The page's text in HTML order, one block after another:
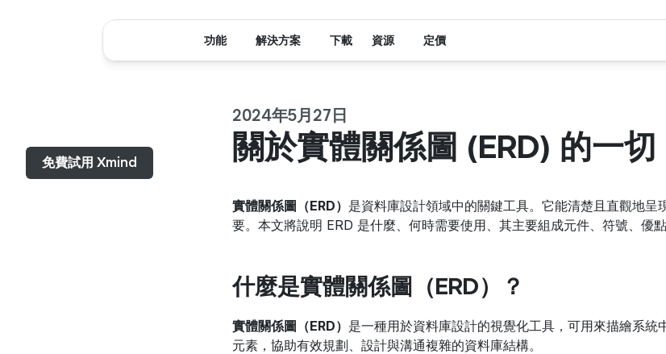
免費試用 Xmind
2024年5月27日
關於實體關係圖 (ERD) 的一切
實體關係圖（ERD） 是資料庫設計領域中的關鍵工具。它能清楚且直觀地
要。本文將說明 ERD 是什麼、何時需要使用、其主要組成元件、符號、優
什麼是實體關係圖（ERD）？
實體關係圖（ERD） 是一種用於資料庫設計的視覺化工具，可用來描繪系
元素，協助有效規劃、設計與溝通複雜的資料庫結構。
功能 解決方案 下載 資源 定價